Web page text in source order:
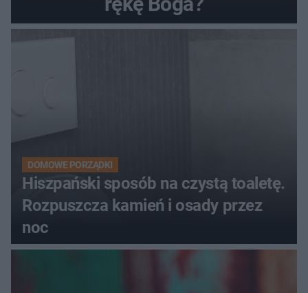
DOMOWE PORZĄDKI
Hiszpański sposób na czystą toaletę.
Rozpuszcza kamień i osady przez
noc